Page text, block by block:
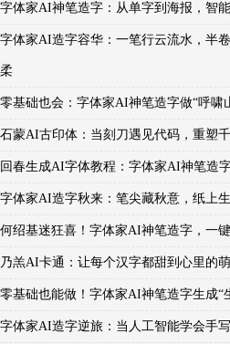
字体家AI神笔造字：从单字到海报，智
字体家AI造字容华：一笔行云流水，
柔
零基础也会：字体家AI神笔造字做“呼啸
石蒙AI古印体：当刻刀遇见代码，重塑
回春生成AI字体教程：字体家AI神笔造
字体家AI造字秋来：笔尖藏秋意，纸上
何绍基迷狂喜！字体家AI神笔造字，一
乃羔AI卡通：让每个汉字都甜到心里的
零基础也能做！字体家AI神笔造字生成“
字体家AI造字逆旅：当人工智能学会手